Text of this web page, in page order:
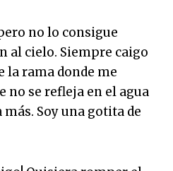
no lo consigue
al cielo. Siempre caigo
la rama donde me
no se refleja en el agua
Soy una gotita de